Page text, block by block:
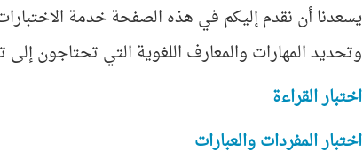
يسعدنا أن نقدم إليكم في هذه الصفحة خدمة
وتحديد المهارات والمعارف اللغوية التي تحتاجون إلى
اختبار القراءة
اختبار المفردات والعبارات